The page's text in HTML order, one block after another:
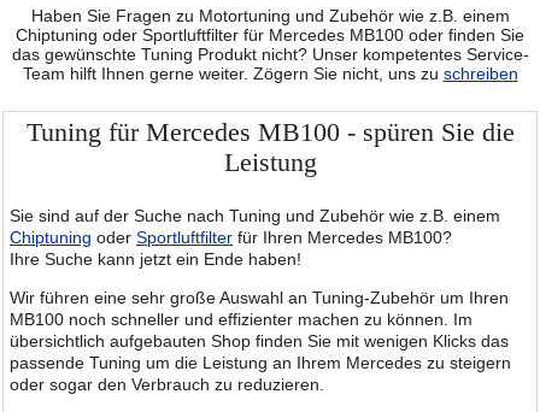
Haben Sie Fragen zu Motortuning und Zubehör wie z.B. einem
Chiptuning oder Sportluftfilter für Mercedes MB100 oder finden Sie
das gewünschte Tuning Produkt nicht? Unser kompetentes Service-
Team hilft Ihnen gerne weiter. Zögern Sie nicht, uns zu schreiben
Tuning für Mercedes MB100 - spüren Sie die
Leistung
Sie sind auf der Suche nach Tuning und Zubehör wie z.B. einem
Chiptuning oder Sportluftfilter für Ihren Mercedes MB100?
Ihre Suche kann jetzt ein Ende haben!
Wir führen eine sehr große Auswahl an Tuning-Zubehör um Ihren
MB100 noch schneller und effizienter machen zu können. Im
übersichtlich aufgebauten Shop finden Sie mit wenigen Klicks das
passende Tuning um die Leistung an Ihrem Mercedes zu steigern
oder sogar den Verbrauch zu reduzieren.